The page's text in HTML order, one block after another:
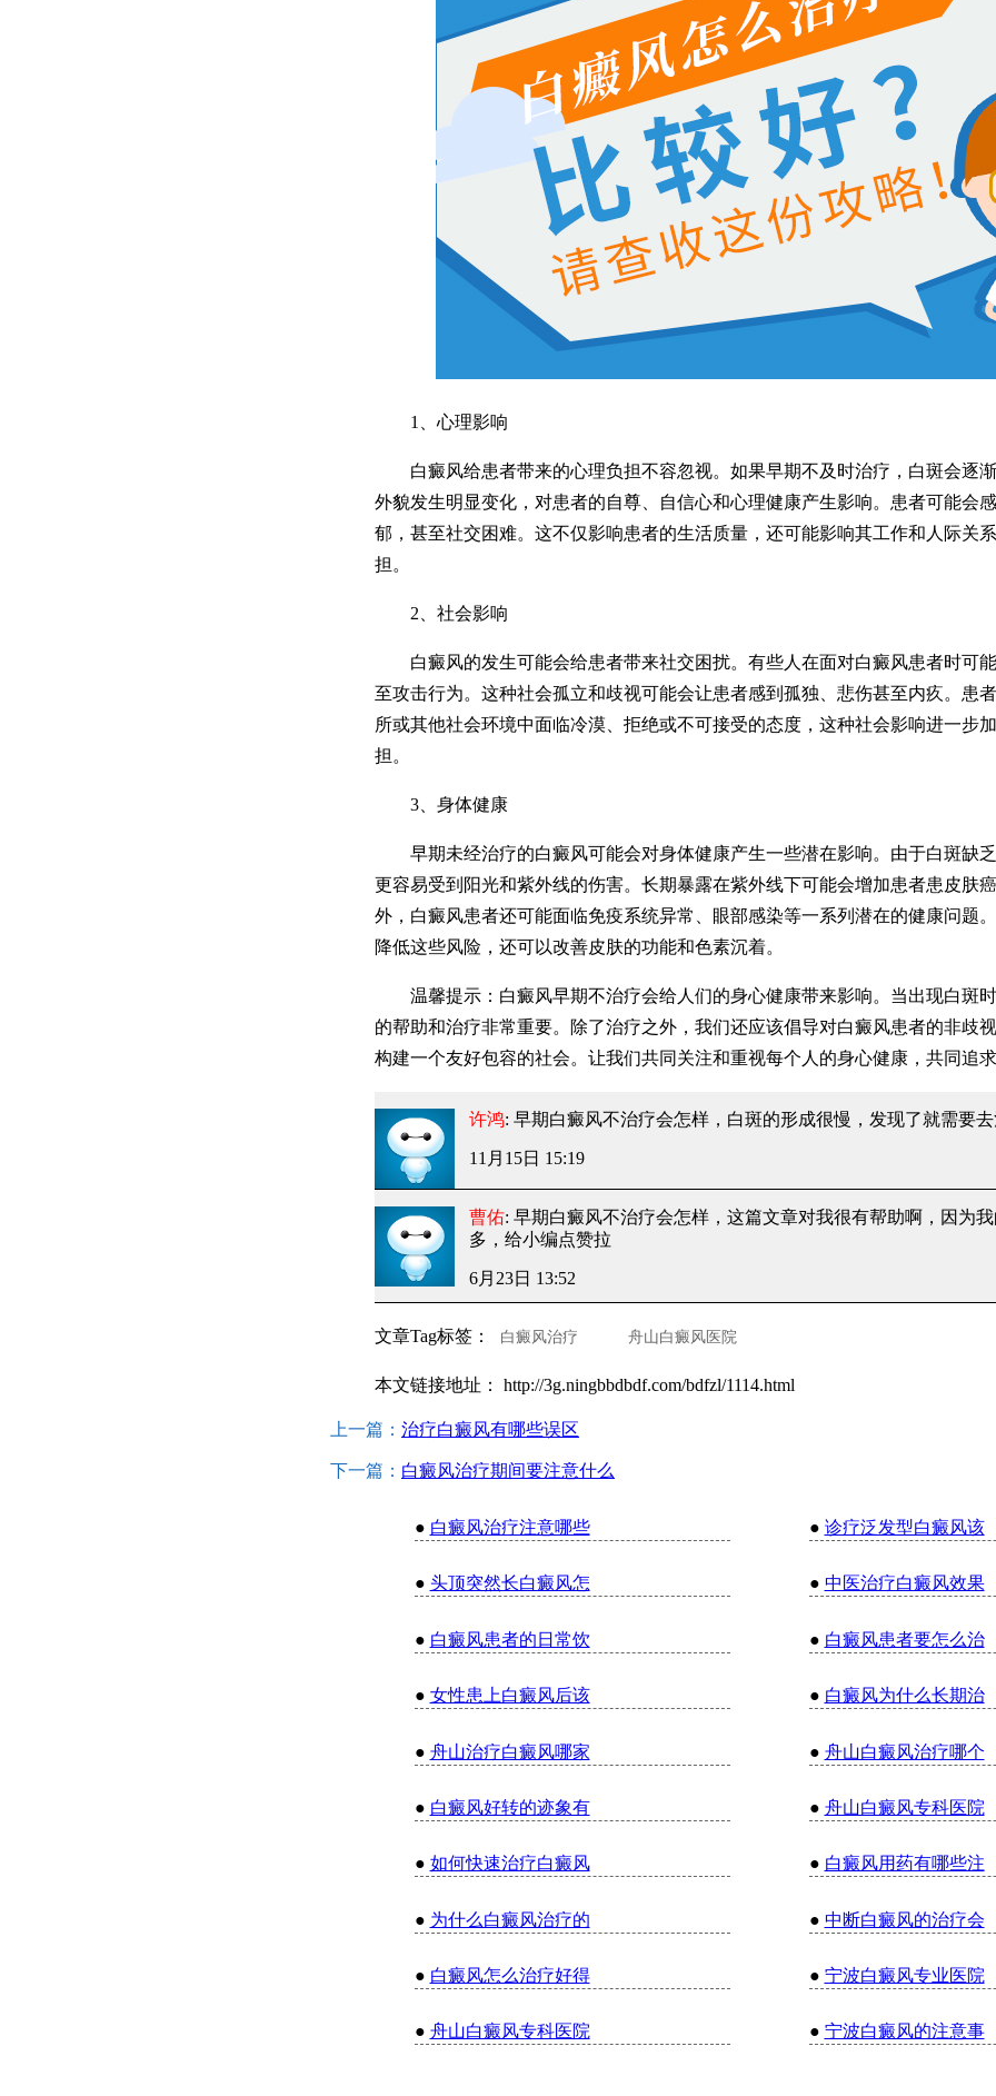
1、心理影响
白癜风给患者带来的心理负担不容忽视。如果早期不及时治疗，白斑会逐
外貌发生明显变化，对患者的自尊、自信心和心理健康产生影响。患者可能会
郁，甚至社交困难。这不仅影响患者的生活质量，还可能影响其工作和人际关
担。
2、社会影响
白癜风的发生可能会给患者带来社交困扰。有些人在面对白癜风患者时可
至攻击行为。这种社会孤立和歧视可能会让患者感到孤独、悲伤甚至内疚。患
所或其他社会环境中面临冷漠、拒绝或不可接受的态度，这种社会影响进一步
担。
3、身体健康
早期未经治疗的白癜风可能会对身体健康产生一些潜在影响。由于白斑缺
更容易受到阳光和紫外线的伤害。长期暴露在紫外线下可能会增加患者患皮肤
外，白癜风患者还可能面临免疫系统异常、眼部感染等一系列潜在的健康问题
降低这些风险，还可以改善皮肤的功能和色素沉着。
温馨提示：白癜风早期不治疗会给人们的身心健康带来影响。当出现白斑
的帮助和治疗非常重要。除了治疗之外，我们还应该倡导对白癜风患者的非歧
构建一个友好包容的社会。让我们共同关注和重视每个人的身心健康，共同追
许鸿: 早期白癜风不治疗会怎样 ，白斑的形成很慢，发现了就需要
11月15日 15:19
曹佑: 早期白癜风不治疗会怎样 ，这篇文章对我很有帮助啊，因为
多，给小编点赞拉
6月23日 13:52
文章Tag标签： 白癜风治疗 舟山白癜风医院
本文链接地址： http://3g.ningbbdbdf.com/bdfzl/1114.html
上一篇： 治疗白癜风有哪些误区
下一篇： 白癜风治疗期间要注意什么
● 白癜风治疗注意哪些 ● 诊疗泛发型白癜风该
● 头顶突然长白癜风怎 ● 中医治疗白癜风效果
● 白癜风患者的日常饮 ● 白癜风患者要怎么治
● 女性患上白癜风后该 ● 白癜风为什么长期治
● 舟山治疗白癜风哪家 ● 舟山白癜风治疗哪个
● 白癜风好转的迹象有 ● 舟山白癜风专科医院
● 如何快速治疗白癜风 ● 白癜风用药有哪些注
● 为什么白癜风治疗的 ● 中断白癜风的治疗会
● 白癜风怎么治疗好得 ● 宁波白癜风专业医院
● 舟山白癜风专科医院 ● 宁波白癜风的注意事